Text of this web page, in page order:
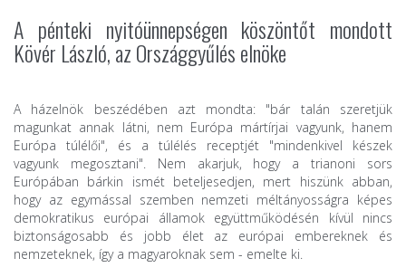
A pénteki nyitóünnepségen köszöntőt mondott
Kövér László, az Országgyűlés elnöke
A házelnök beszédében azt mondta: "bár talán szeretjük
magunkat annak látni, nem Európa mártírjai vagyunk, hanem
Európa túlélői", és a túlélés receptjét "mindenkivel készek
vagyunk megosztani". Nem akarjuk, hogy a trianoni sors
Európában bárkin ismét beteljesedjen, mert hiszünk abban,
hogy az egymással szemben nemzeti méltányosságra képes
demokratikus európai államok együttműködésén kívül nincs
biztonságosabb és jobb élet az európai embereknek és
nemzeteknek, így a magyaroknak sem - emelte ki.